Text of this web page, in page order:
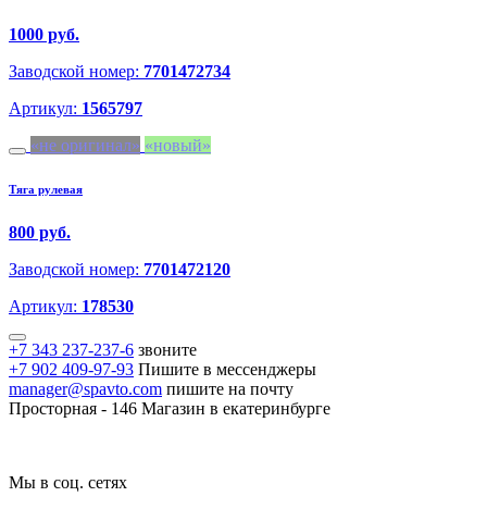
1000 руб.
Заводской номер: 7701472734
Артикул: 1565797
не оригинал
новый
Тяга рулевая
800 руб.
Заводской номер: 7701472120
Артикул: 178530
+7 343 237-237-6 звоните
+7 902 409-97-93 Пишите в мессенджеры
manager@spavto.com пишите на почту
Просторная - 146 Магазин в екатеринбурге
Мы в соц. сетях